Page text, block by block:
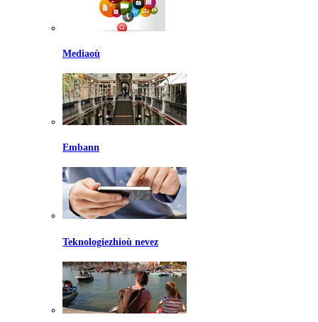
Mediaoù
Embann
Teknologiezhioù nevez